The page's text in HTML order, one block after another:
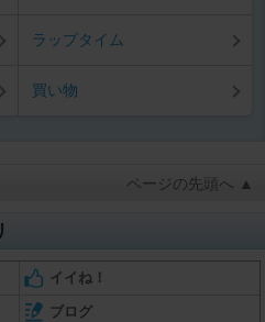
ラップタイム
買い物
ページの先頭へ ▲
イイね！
ブログ